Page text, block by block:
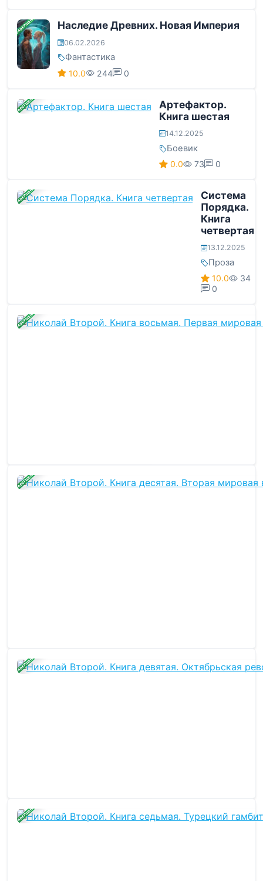
ЗАВЕРШЕНА Наследие Древних. Новая Империя
06.02.2026
Фантастика
10.0 244 0
ЗАВЕРШЕНА
Артефактор.
Книга шестая
14.12.2025
Боевик
0.0 73 0
ЗАВЕРШЕНА
Система
Порядка.
Книга
четвертая
13.12.2025
Проза
10.0
34
0
ЗАВЕРШЕНА
ЗАВЕРШЕНА
ЗАВЕРШЕНА
ЗАВЕРШЕНА